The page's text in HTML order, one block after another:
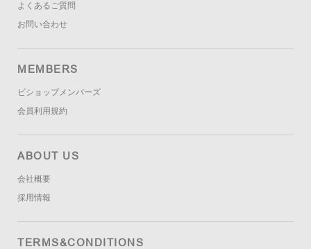
よくあるご質問
お問い合わせ
MEMBERS
ビショップメンバーズ
会員利用規約
ABOUT US
会社概要
採用情報
TERMS&CONDITIONS